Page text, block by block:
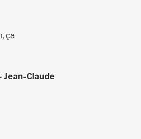
ça
Jean-Claude